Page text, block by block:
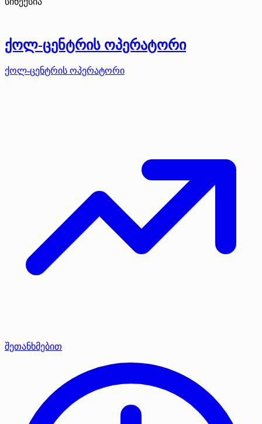
ქოლ-ცენტრის ოპერატორი
ქოლ-ცენტრის ოპერატორი
შეთანხმებით